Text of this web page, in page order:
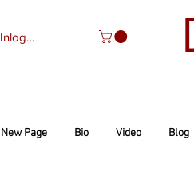
Inloggen
New Page Bio Video Blog